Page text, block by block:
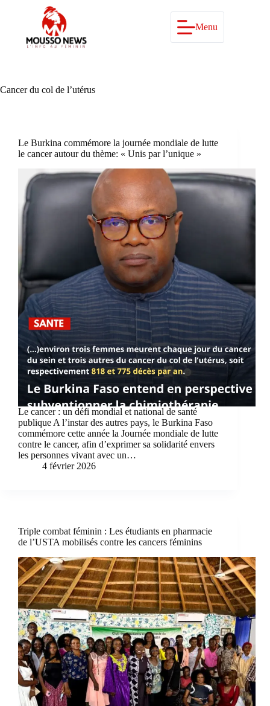
Menu
Cancer du col de l’utérus
Le Burkina commémore la journée mondiale de lutte
le cancer autour du thème: « Unis par l’unique »
Le cancer : un défi mondial et national de santé
publique A l’instar des autres pays, le Burkina Faso
commémore cette année la Journée mondiale de lutte
contre le cancer, afin d’exprimer sa solidarité envers
les personnes vivant avec un…
4 février 2026
Triple combat féminin : Les étudiants en pharmacie
de l’USTA mobilisés contre les cancers féminins